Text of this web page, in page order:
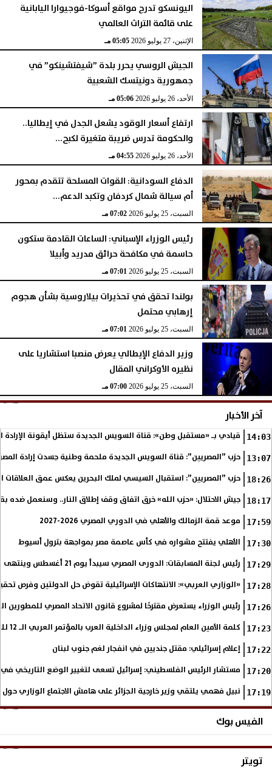
اليونسكو تدرج مواقع أسوكا-فوجيوارا اليابانية
على قائمة التراث العالمي
الإثنين، 27 يوليو 2026 05:05 مـ
الجيش الروسي يحرر بلدة ”شيفتشينكو” في
جمهورية دونيتسك الشعبية
الأحد، 26 يوليو 2026 05:06 مـ
ارتفاع أسعار الوقود يشعل الجدل في إيطاليا..
والحكومة تدرس ضريبة متغيرة لكبح...
الأحد، 26 يوليو 2026 04:55 مـ
الدفاع السودانية: القوات المسلحة تتقدم بمحور
أم سيالة شمال كردفان وتكبد الدعم...
السبت، 25 يوليو 2026 07:02 مـ
رئيس الوزراء الإسباني: الساعات القادمة ستكون
حاسمة في مكافحة حرائق مدريد وأبيلا
السبت، 25 يوليو 2026 07:01 مـ
بولندا تحقق في تحذيرات بيلاروسية بشأن هجوم
إرهابي محتمل
السبت، 25 يوليو 2026 07:01 مـ
وزير الدفاع الإيطالي يعرض منصبا استشاريا على
نظيره الأوكراني المقال
السبت، 25 يوليو 2026 07:00 مـ
آخر الأخبار
14:03 قيادي بـ «مستقبل وطن»: قناة السويس الجديدة ستظل أيقونة الإرادة
13:07 حزب ”المصريين”: قناة السويس الجديدة ملحمة وطنية جسدت إرادة
18:26 حزب ”المصريين”: استقبال السيسي لملك البحرين يعكس عمق العلاقات
18:17 جيش الاحتلال: «حزب الله» خرق اتفاق وقف إطلاق النار.. وسنعمل ضده
17:59 موعد قمة الزمالك والأهلي في الدوري المصري 2026-2027
17:30 الأهلي يفتتح مشواره في كأس عاصمة مصر بمواجهة بترول أسيوط
17:29 رئيس لجنة المسابقات: الدورى المصري سيبدأ يوم 21 أغسطس وينتهى فى مايو
17:28 «الوزاري العربي»: الانتهاكات الإسرائيلية تقوض حل الدولتين وفرص
17:26 رئيس الوزراء يستعرض مقترحًا لمشروع قانون الاتحاد المصري للمطورين
17:23 كلمة الأمين العام لمجلس وزراء الداخلية العرب بالمؤتمر العربي الـ 12 للمسؤولين عن الأمن السياحي
17:22 إعلام إسرائيلي: مقتل جنديين في انفجار لغم جنوب لبنان
17:20 مستشار الرئيس الفلسطيني: إسرائيل تسعى لتغيير الوضع التاريخي
17:19 نبيل فهمي يلتقي وزير خارجية الجزائر على هامش الاجتماع الوزاري
الفيس بوك
تويتر